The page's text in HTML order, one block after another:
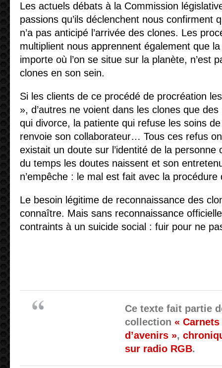
Les actuels débats à la Commission
passions qu’ils déclenchent nous confirment
n’a pas anticipé l’arrivée des clones. Les
multiplient nous apprennent également que
importe où l’on se situe sur la planète, n’est
clones en son sein.
Si les clients de ce procédé de procréation
», d’autres ne voient dans les clones que des
qui divorce, la patiente qui refuse les soins
renvoie son collaborateur… Tous ces refus
existait un doute sur l’identité de la personne
du temps les doutes naissent et son
n’empêche : le mal est fait avec la
Le besoin légitime de reconnaissance des
connaître. Mais sans reconnaissance
contraints à un suicide social : fuir pour ne
Ce texte fait partie
collection « Carnets
d’avenirs »,
sur radio RGB.